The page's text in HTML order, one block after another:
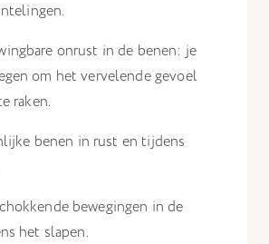
onrust in de benen: je
om het vervelende gevoel
raken.
benen in rust en tijdens
bewegingen in de
het slapen.